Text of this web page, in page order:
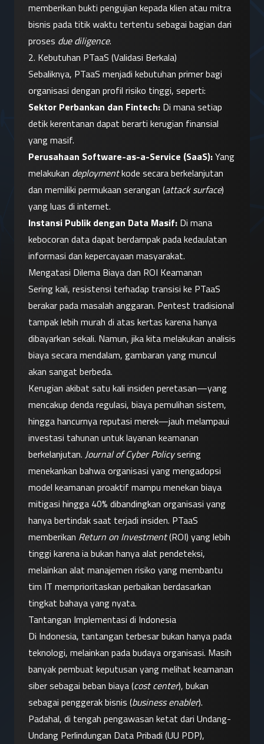
memberikan bukti pengujian kepada klien atau mitra
bisnis pada titik waktu tertentu sebagai bagian dari
proses due diligence.
2. Kebutuhan PTaaS (Validasi Berkala)
Sebaliknya, PTaaS menjadi kebutuhan primer bagi
organisasi dengan profil risiko tinggi, seperti:
Sektor Perbankan dan Fintech: Di mana setiap
detik kerentanan dapat berarti kerugian finansial
yang masif.
Perusahaan Software-as-a-Service (SaaS): Yang
melakukan deployment kode secara berkelanjutan
dan memiliki permukaan serangan (attack surface)
yang luas di internet.
Instansi Publik dengan Data Masif: Di mana
kebocoran data dapat berdampak pada kedaulatan
informasi dan kepercayaan masyarakat.
Mengatasi Dilema Biaya dan ROI Keamanan
Sering kali, resistensi terhadap transisi ke PTaaS
berakar pada masalah anggaran. Pentest tradisional
tampak lebih murah di atas kertas karena hanya
dibayarkan sekali. Namun, jika kita melakukan analisis
biaya secara mendalam, gambaran yang muncul
akan sangat berbeda.
Kerugian akibat satu kali insiden peretasan—yang
mencakup denda regulasi, biaya pemulihan sistem,
hingga hancurnya reputasi merek—jauh melampaui
investasi tahunan untuk layanan keamanan
berkelanjutan. Journal of Cyber Policy sering
menekankan bahwa organisasi yang mengadopsi
model keamanan proaktif mampu menekan biaya
mitigasi hingga 40% dibandingkan organisasi yang
hanya bertindak saat terjadi insiden. PTaaS
memberikan Return on Investment (ROI) yang lebih
tinggi karena ia bukan hanya alat pendeteksi,
melainkan alat manajemen risiko yang membantu
tim IT memprioritaskan perbaikan berdasarkan
tingkat bahaya yang nyata.
Tantangan Implementasi di Indonesia
Di Indonesia, tantangan terbesar bukan hanya pada
teknologi, melainkan pada budaya organisasi. Masih
banyak pembuat keputusan yang melihat keamanan
siber sebagai beban biaya (cost center), bukan
sebagai penggerak bisnis (business enabler).
Padahal, di tengah pengawasan ketat dari Undang-
Undang Perlindungan Data Pribadi (UU PDP),